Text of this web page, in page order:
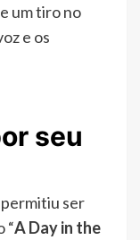
um tiro no
e os
seu
permitiu ser
“A Day in the